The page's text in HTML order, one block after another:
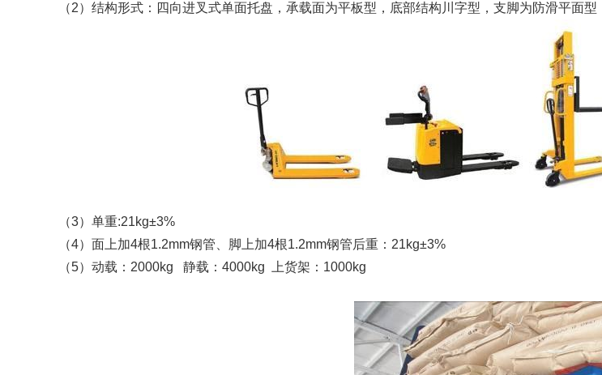
（2）结构形式：四向进叉式单面托盘，承载面为平板型，底部结构川字型，支脚为防滑平面
（3）单重:21kg±3%
（4）面上加4根1.2mm钢管、脚上加4根1.2mm钢管后重：21kg±3%
（5）动载：2000kg 静载：4000kg 上货架：1000kg